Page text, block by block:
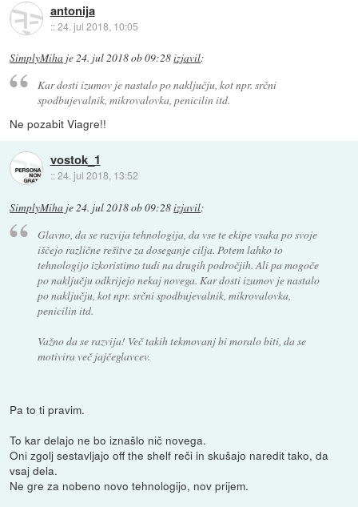
antonija
::24. jul 2018, 10:05
SimplyMiha je24. jul 2018 ob 09:28izjavil:
Kar dosti izumov je nastalo po naključju, kot npr. srčni
spodbujevalnik, mikrovalovka, penicilin itd.
Ne pozabit Viagre!!
vostok_1
::24. jul 2018, 13:52
SimplyMiha je24. jul 2018 ob 09:28izjavil:
Glavno, da se razvija tehnologija, da vse te ekipe vsaka po svoje
iščejo različne rešitve za doseganje cilja. Potem lahko to
tehnologijo izkoristimo tudi na drugih področjih. Ali pa mogoče
po naključju odkrijejo nekaj novega. Kar dosti izumov je nastalo
po naključju, kot npr. srčni spodbujevalnik, mikrovalovka,
penicilin itd.
Važno da se razvija! Več takih tekmovanj bi moralo biti, da se
motivira več jajčeglavcev.
Pa to ti pravim.
To kar delajo ne bo iznašlo nič novega.
Oni zgolj sestavljajo off the shelf reči in skušajo naredit tako, da
vsaj dela.
Ne gre za nobeno novo tehnologijo, nov prijem.